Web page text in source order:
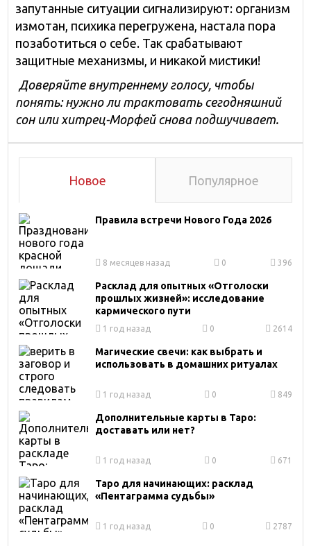
запутанные ситуации сигнализируют: организм
измотан, психика перегружена, настала пора
позаботиться о себе. Так срабатывают
защитные механизмы, и никакой мистики!
Доверяйте внутреннему голосу, чтобы
понять: нужно ли трактовать сегодняшний
сон или хитрец-Морфей снова подшучивает.
Новое Популярное
Правила встречи Нового Года 2026
8 месяцев назад 0 396
Расклад для опытных «Отголоски
прошлых жизней»: исследование
кармического пути
1 год назад 0 2614
Магические свечи: как выбрать и
использовать в домашних ритуалах
1 год назад 0 849
Дополнительные карты в Таро:
доставать или нет?
1 год назад 0 671
Таро для начинающих: расклад
«Пентаграмма судьбы»
1 год назад 0 2787